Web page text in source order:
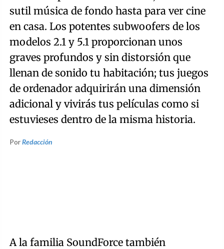
sutil música de fondo hasta para ver cine
en casa. Los potentes subwoofers de los
modelos 2.1 y 5.1 proporcionan unos
graves profundos y sin distorsión que
llenan de sonido tu habitación; tus juegos
de ordenador adquirirán una dimensión
adicional y vivirás tus películas como si
estuvieses dentro de la misma historia.
PorRedacción
A la familia SoundForce también